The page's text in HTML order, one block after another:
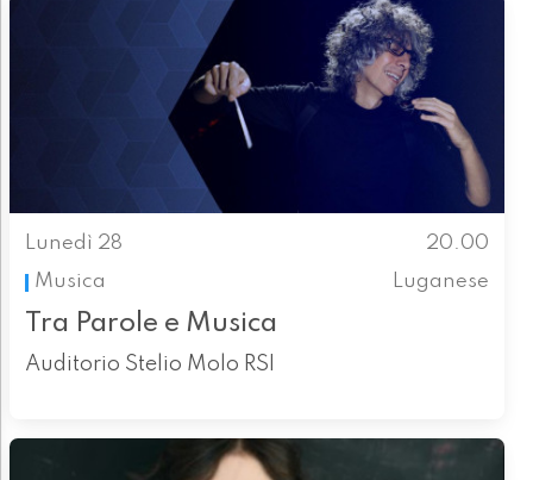
Lunedì 28
20.00
Musica
Luganese
Tra Parole e Musica
Auditorio Stelio Molo RSI